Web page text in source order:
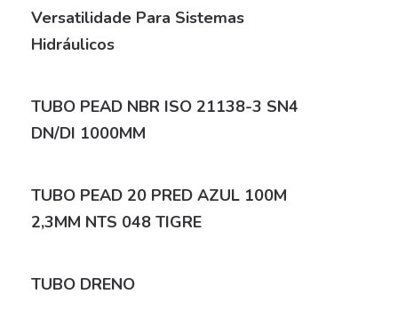
Versatilidade Para Sistemas
Hidráulicos
TUBO PEAD NBR ISO 21138-3 SN4
DN/DI 1000MM
TUBO PEAD 20 PRED AZUL 100M
2,3MM NTS 048 TIGRE
TUBO DRENO